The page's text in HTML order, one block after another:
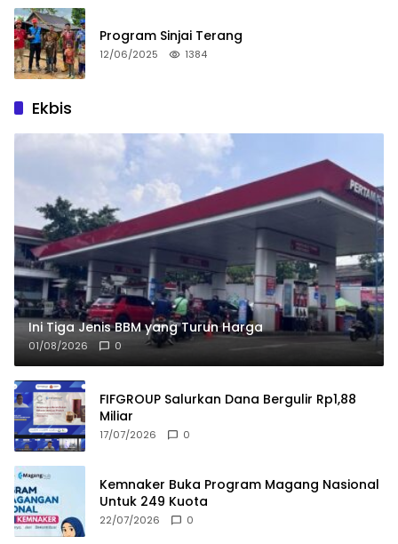
Program Sinjai Terang
12/06/2025 1384
Ekbis
Ini Tiga Jenis BBM yang Turun Harga
01/08/2026 0
FIFGROUP Salurkan Dana Bergulir Rp1,88
Miliar
17/07/2026 0
Kemnaker Buka Program Magang Nasional
Untuk 249 Kuota
22/07/2026 0